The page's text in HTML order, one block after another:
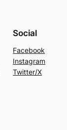
Social
Facebook
Instagram
Twitter/X